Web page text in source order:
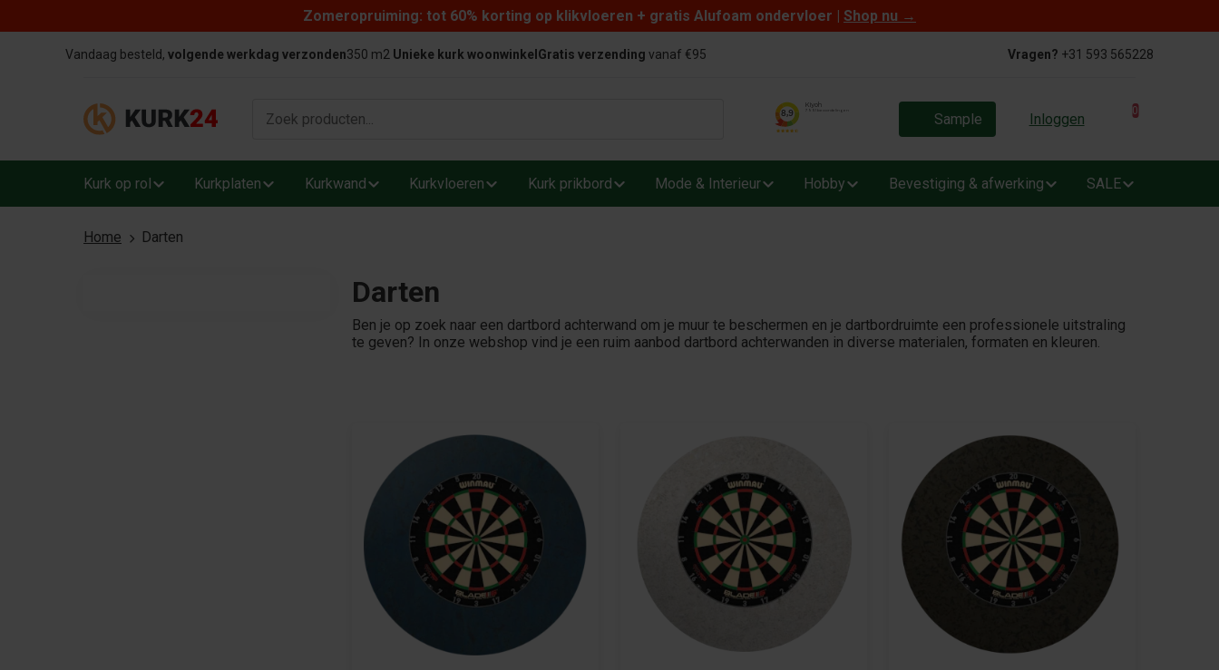
Zomeropruiming: tot 60% korting op klikvloeren + gratis Alufoam ondervloer | Shop nu →
Vandaag besteld, volgende werkdag verzonden350 m2 Unieke kurk woonwinkel Gratis verzending vanaf €95 Vragen? +31 593 565228
Sample Inloggen 0
Kurk op rol Kurkplaten Kurkwand Kurkvloeren Kurk prikbord Mode & Interieur Hobby Bevestiging & afwerking SALE
Home Darten
Darten
Ben je op zoek naar een dartbord achterwand om je muur te beschermen en je dartbordruimte een professionele uitstraling
te geven? In onze webshop vind je een ruim aanbod dartbord achterwanden in diverse materialen, formaten en kleuren.